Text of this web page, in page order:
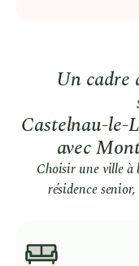
Un cadre
Castelnau-le-
avec
Choisir une ville à
résidence